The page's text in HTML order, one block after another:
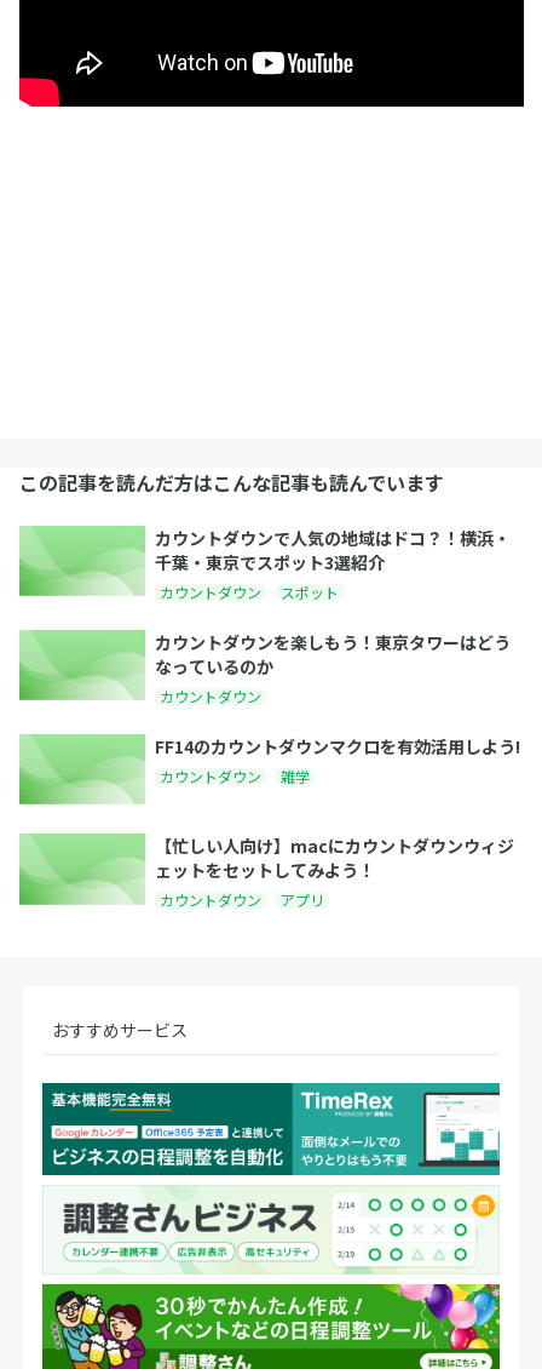
この記事を読んだ方はこんな記事も読んでいます
カウントダウンで人気の地域はドコ？！横浜・
千葉・東京でスポット3選紹介
カウントダウン スポット
カウントダウンを楽しもう！東京タワーはどう
なっているのか
カウントダウン
FF14のカウントダウンマクロを有効活用しよう!
カウントダウン 雑学
【忙しい人向け】macにカウントダウンウィジ
ェットをセットしてみよう！
カウントダウン アプリ
おすすめサービス